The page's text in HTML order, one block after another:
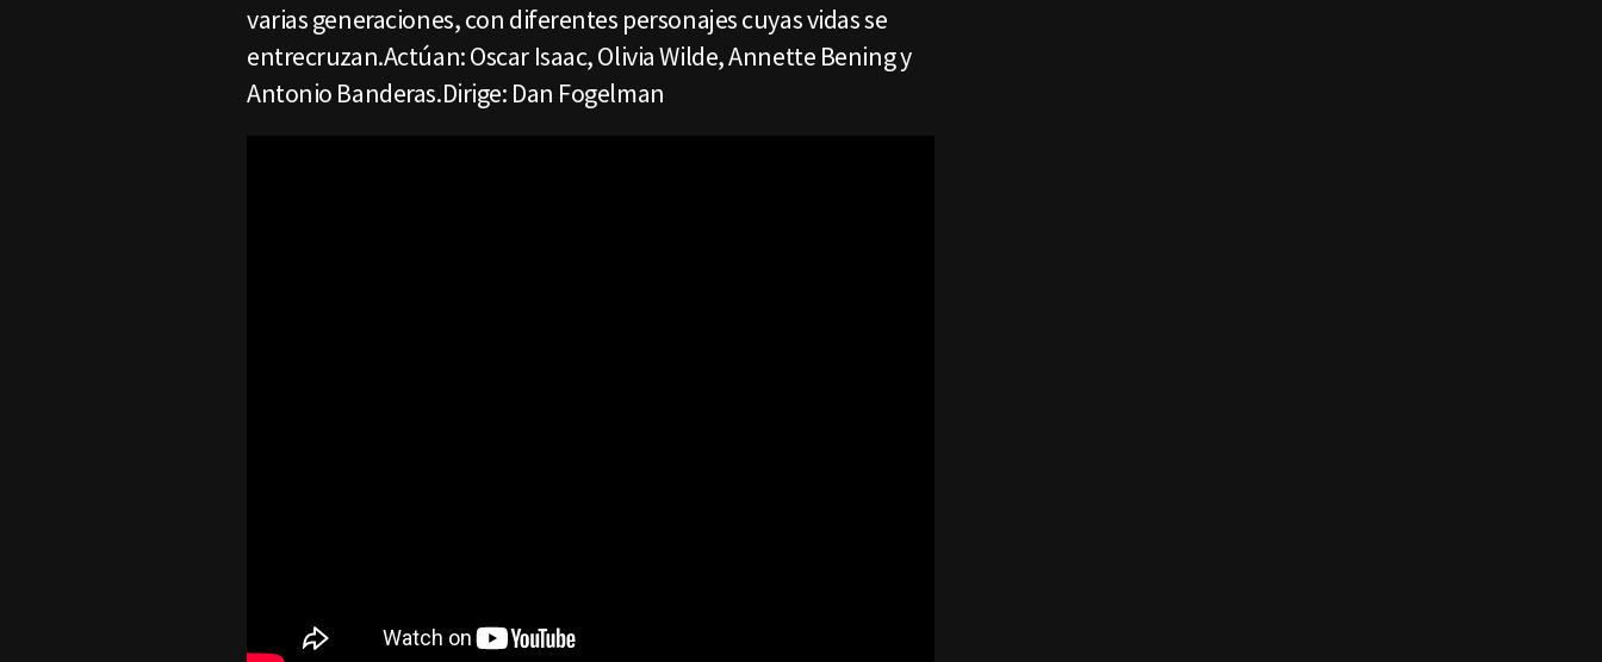
varias generaciones, con diferentes personajes cuyas vidas se
entrecruzan.Actúan: Oscar Isaac, Olivia Wilde, Annette Bening y
Antonio Banderas.Dirige: Dan Fogelman